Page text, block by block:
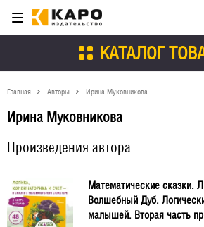
КАТАЛОГ
Главная Авторы Ирина Муковникова
Ирина Муковникова
Произведения автора
Математические сказки.
Волшебный Дуб.
малышей. Вторая часть